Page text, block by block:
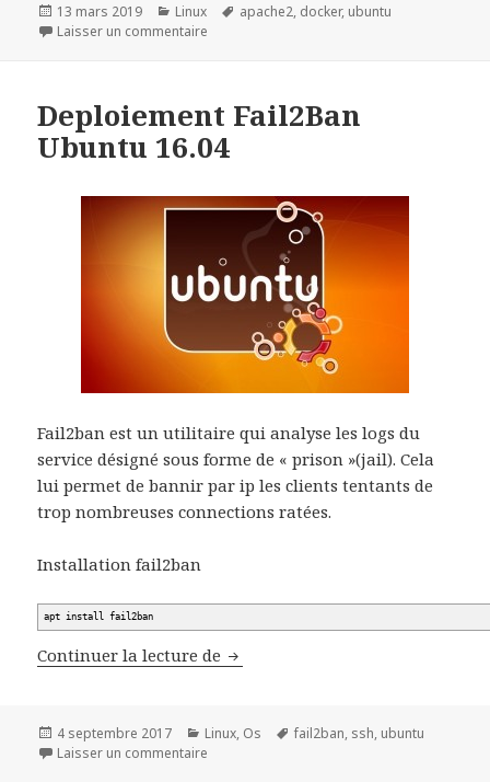
Publié
le
13 mars 2019 Catégories
Linux
Mots-
apache2, docker, ubuntu
Laisser un commentaire
Deploiement Fail2Ban
Ubuntu 16.04
Fail2ban est un utilitaire qui analyse les logs du
service désigné sous forme de « prison »(jail). Cela
lui permet de bannir par ip les clients tentants de
trop nombreuses connections ratées.
Installation fail2ban
apt install fail2ban
Continuer la lecture de Deploiement Fail2Ban Ubuntu
Publié
le
4 septembre 2017 Catégories
Linux, Os
Mots-
fail2ban, ssh, ubuntu
Laisser un commentaire